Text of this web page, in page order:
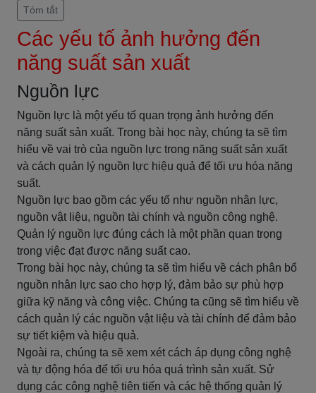
Tóm tắt
Các yếu tố ảnh hưởng đến
năng suất sản xuất
Nguồn lực
Nguồn lực là một yếu tố quan trọng ảnh hưởng đến
năng suất sản xuất. Trong bài học này, chúng ta sẽ tìm
hiểu về vai trò của nguồn lực trong năng suất sản xuất
và cách quản lý nguồn lực hiệu quả để tối ưu hóa năng
suất.
Nguồn lực bao gồm các yếu tố như nguồn nhân lực,
nguồn vật liệu, nguồn tài chính và nguồn công nghệ.
Quản lý nguồn lực đúng cách là một phần quan trọng
trong việc đạt được năng suất cao.
Trong bài học này, chúng ta sẽ tìm hiểu về cách phân bổ
nguồn nhân lực sao cho hợp lý, đảm bảo sự phù hợp
giữa kỹ năng và công việc. Chúng ta cũng sẽ tìm hiểu về
cách quản lý các nguồn vật liệu và tài chính để đảm bảo
sự tiết kiệm và hiệu quả.
Ngoài ra, chúng ta sẽ xem xét cách áp dụng công nghệ
và tự động hóa để tối ưu hóa quá trình sản xuất. Sử
dụng các công nghệ tiên tiến và các hệ thống quản lý